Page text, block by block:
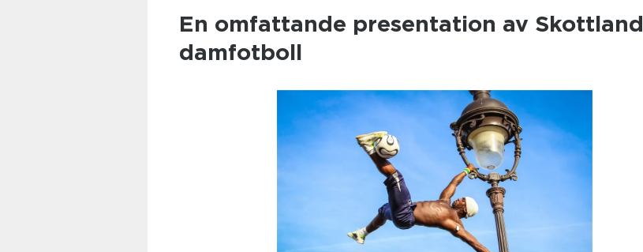
En omfattande presentation av Skottland
damfotboll